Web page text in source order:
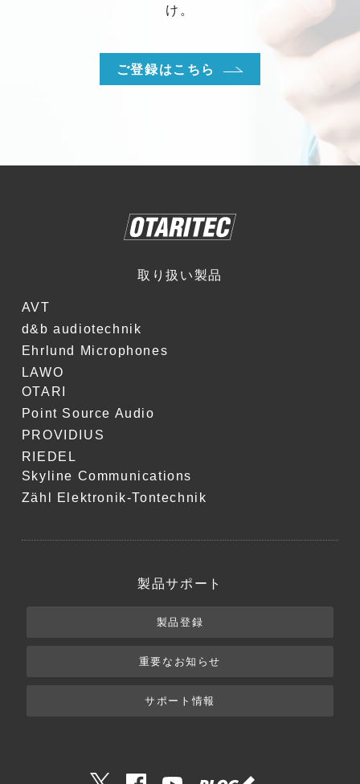
け。
ご登録はこちら
取り扱い製品
AVT
d&b audiotechnik
Ehrlund Microphones
LAWO
OTARI
Point Source Audio
PROVIDIUS
RIEDEL
Skyline Communications
Zähl Elektronik-Tontechnik
製品サポート
製品登録
重要なお知らせ
サポート情報